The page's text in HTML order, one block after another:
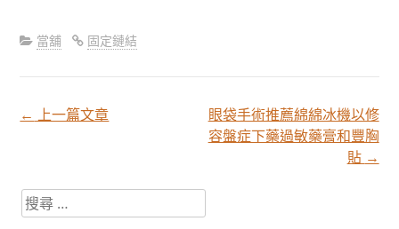
當舖 固定鏈結
文
章
← 上一篇文章
眼袋手術推薦綿綿冰機以修
容盤症下藥過敏藥膏和豐胸
貼 →
搜
尋